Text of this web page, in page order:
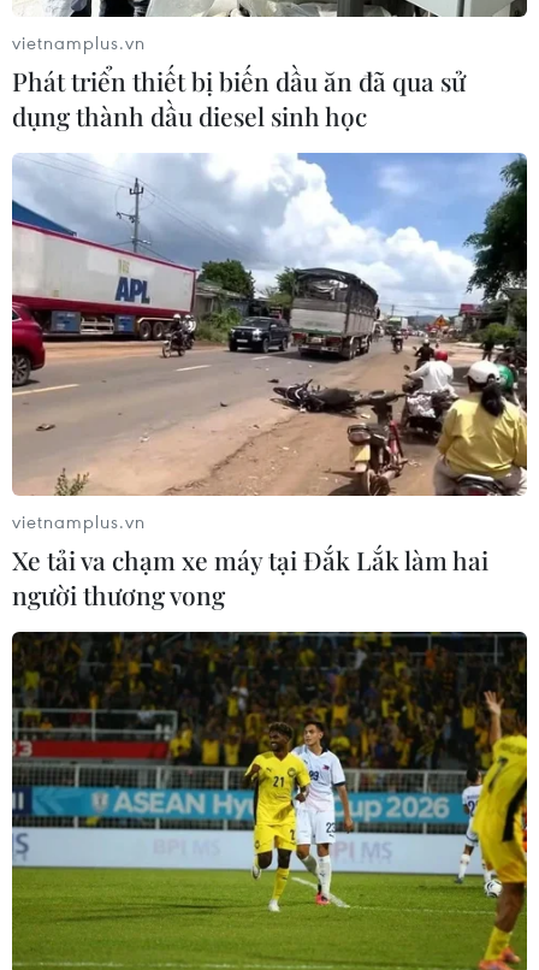
#Vinamilk #thương hiệu Việt
#Top 25 Forbes 2025
#thực phẩm đồ uống
#thương hiệu quốc gia
#xuất khẩu sữa
#thương hiệu toàn cầu
Theo dõi VietnamPlus
TIN LIÊN QUAN
vietnamplus.vn
Phát triển thiết bị biến dầu ăn đã qua sử
dụng thành dầu diesel sinh học
vietnamplus.vn
Xe tải va chạm xe máy tại Đắk Lắk làm hai
người thương vong